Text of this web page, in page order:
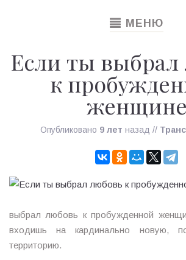
TOGGLE
МЕНЮ
Если ты
к
женщине
Опубликовано 9 лет назад //
выбрал любовь к пробужденной
входишь на кардинально новую,
территорию.